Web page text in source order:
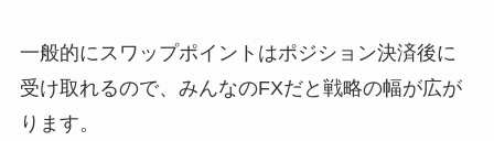
一般的にスワップポイントはポジション決済後に
受け取れるので、みんなのFXだと戦略の幅が広が
ります。